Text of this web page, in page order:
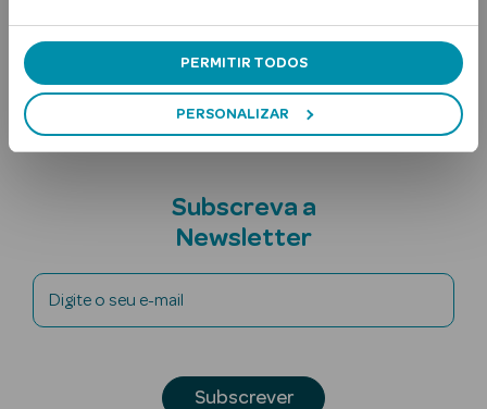
PERMITIR TODOS
PERSONALIZAR
Corpo
Rosto
Nota adicional
Subscreva a
Newsletter
Digite o seu e-mail
Subscrever